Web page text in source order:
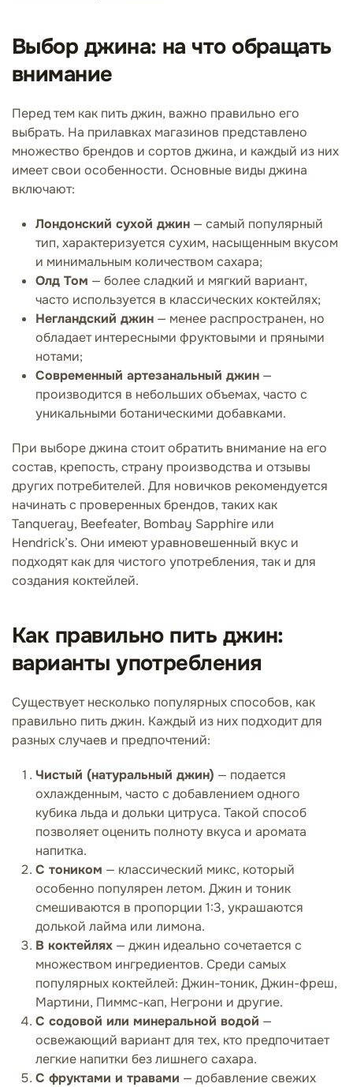
Выбор джина: на что обращать
внимание
Перед тем как пить джин, важно правильно его
выбрать. На прилавках магазинов представлено
множество брендов и сортов джина, и каждый из них
имеет свои особенности. Основные виды джина
включают:
Лондонский сухой джин — самый популярный
тип, характеризуется сухим, насыщенным вкусом
и минимальным количеством сахара;
Олд Том — более сладкий и мягкий вариант,
часто используется в классических коктейлях;
Негландский джин — менее распространен, но
обладает интересными фруктовыми и пряными
нотами;
Современный артезанальный джин —
производится в небольших объемах, часто с
уникальными ботаническими добавками.
При выборе джина стоит обратить внимание на его
состав, крепость, страну производства и отзывы
других потребителей. Для новичков рекомендуется
начинать с проверенных брендов, таких как
Tanqueray, Beefeater, Bombay Sapphire или
Hendrick’s. Они имеют уравновешенный вкус и
подходят как для чистого употребления, так и для
создания коктейлей.
Как правильно пить джин:
варианты употребления
Существует несколько популярных способов, как
правильно пить джин. Каждый из них подходит для
разных случаев и предпочтений:
Чистый (натуральный джин) — подается
охлажденным, часто с добавлением одного
кубика льда и дольки цитруса. Такой способ
позволяет оценить полноту вкуса и аромата
напитка.
С тоником — классический микс, который
особенно популярен летом. Джин и тоник
смешиваются в пропорции 1:3, украшаются
долькой лайма или лимона.
В коктейлях — джин идеально сочетается с
множеством ингредиентов. Среди самых
популярных коктейлей: Джин-тоник, Джин-фреш,
Мартини, Пиммс-кап, Негрони и другие.
С содовой или минеральной водой —
освежающий вариант для тех, кто предпочитает
легкие напитки без лишнего сахара.
С фруктами и травами — добавление свежих